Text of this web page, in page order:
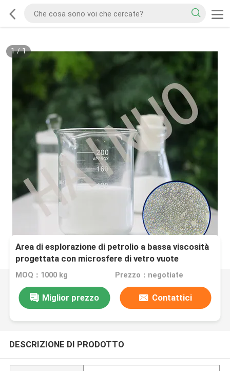
1/1
Area di esplorazione di petrolio a bassa viscosità
progettata con microsfere di vetro vuote
MOQ：1000 kg Prezzo：negotiate
Miglior prezzo Contattici
DESCRIZIONE DI PRODOTTO